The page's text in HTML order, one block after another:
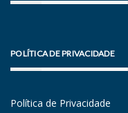
POLÍTICA DE PRIVACIDADE
Política de Privacidade